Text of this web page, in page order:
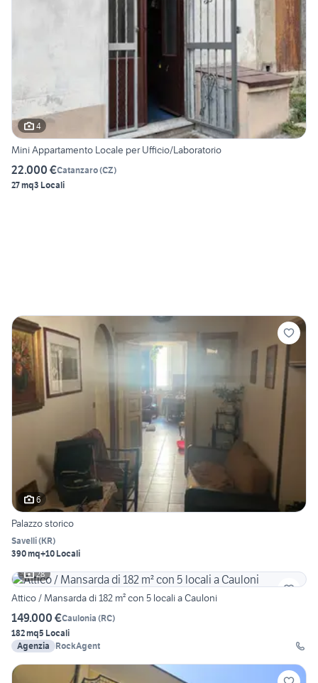
4
Mini Appartamento Locale per Ufficio/Laboratorio
22.000 €Catanzaro(CZ)
27 mq3 Locali
6
Palazzo storico
Savelli(KR)
390 mq+10 Locali
28
Attico / Mansarda di 182 m² con 5 locali a Cauloni
149.000 €Caulonia (RC)
182 mq5 Locali
Agenzia
RockAgent